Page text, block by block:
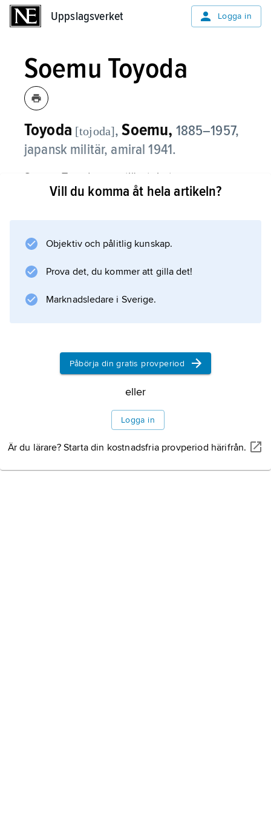
Uppslagsverket Logga in
Soemu Toyoda
Toyoda [tojoda],Soemu, 1885–1957,
japansk militär, amiral 1941.
Soemu Toyoda, som tjänstgjort som
marinattaché i London efter första
Pearl Harbor
maj 1944 de japanska sjökrigsoperationerna.
Vill du komma åt hela artikeln?
Objektiv och pålitlig kunskap.
Prova det, du kommer att gilla det!
Marknadsledare i Sverige.
Påbörja din gratis provperiod
eller
Logga in
Är du lärare? Starta din kostnadsfria provperiod härifrån.